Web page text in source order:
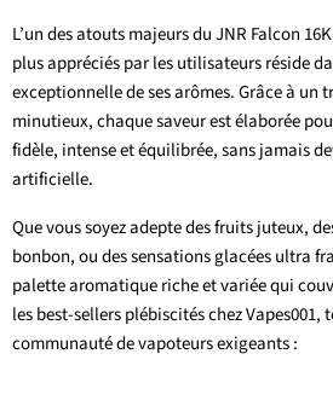
L’un des atouts majeurs du JNR Falcon
plus appréciés par les utilisateurs réside
exceptionnelle de ses arômes. Grâce à
minutieux, chaque saveur est élaborée
fidèle, intense et équilibrée, sans jamais
artificielle.
Que vous soyez adepte des fruits juteux,
bonbon, ou des sensations glacées ultra
palette aromatique riche et variée qui
les best-sellers plébiscités chez Vapes001,
communauté de vapoteurs exigeants :